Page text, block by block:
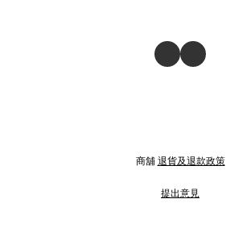
商舖退貨及退款政策
提出意見